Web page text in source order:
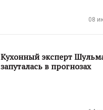
08
Кухонный эксперт
запуталась в прогнозах